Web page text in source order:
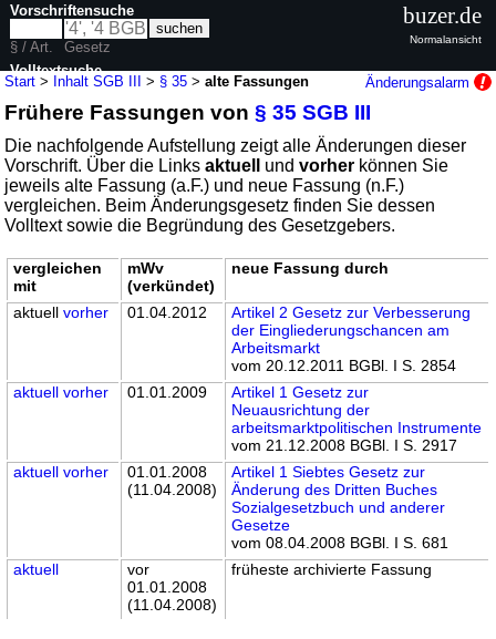
Start > Inhalt SGB III > § 35 >alte Fassungen Änderungsalarm
Frühere Fassungen von§ 35 SGB III
Die nachfolgende Aufstellung zeigt alle Änderungen dieser
Vorschrift. Über die Linksaktuell undvorher können Sie
jeweils alte Fassung (a.F.) und neue Fassung (n.F.)
vergleichen. Beim Änderungsgesetz finden Sie dessen
Volltext sowie die Begründung des Gesetzgebers.
vergleichen
mit
mWv
(verkündet)
neue Fassung durch
aktuellvorher 01.04.2012
Artikel 2 Gesetz zur Verbesserung
der Eingliederungschancen am
Arbeitsmarkt
vom 20.12.2011 BGBl. I S. 2854
aktuell vorher 01.01.2009
Artikel 1 Gesetz zur
Neuausrichtung der
arbeitsmarktpolitischen Instrumente
vom 21.12.2008 BGBl. I S. 2917
aktuell vorher
01.01.2008
(11.04.2008)
Artikel 1 Siebtes Gesetz zur
Änderung des Dritten Buches
Sozialgesetzbuch und anderer
Gesetze
vom 08.04.2008 BGBl. I S. 681
aktuell
vor
01.01.2008
(11.04.2008)
früheste archivierte Fassung
Vorschriftensuche
§ / Art.
Gesetz
Volltextsuche
nur in SGB III
buzer.de
Normalansicht